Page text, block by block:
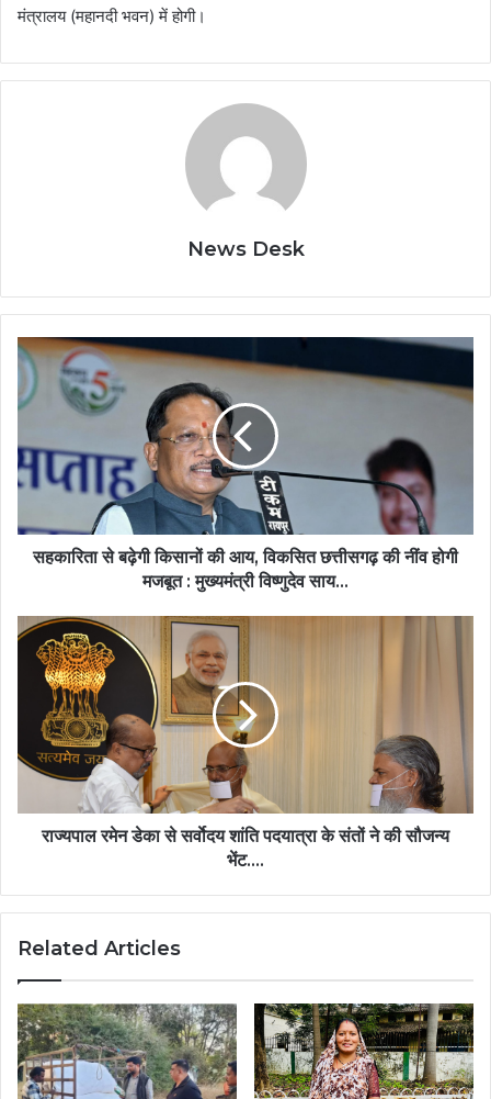
मंत्रालय (महानदी भवन) में होगी।
News Desk
सहकारिता
से
बढ़ेगी
किसानों
आय,
विकसित
की
नींव
मुख्यमंत्री
विष्णुदेव
सहकारिता से बढ़ेगी किसानों की आय, विकसित छत्तीसगढ़ की नींव होगी
मजबूत : मुख्यमंत्री विष्णुदेव साय…
राज्यपाल
रमेन
सर्वाेदय
पदयात्रा
संतों
राज्यपाल रमेन डेका से सर्वाेदय शांति पदयात्रा के संतों ने की सौजन्य
भेंट….
Related Articles